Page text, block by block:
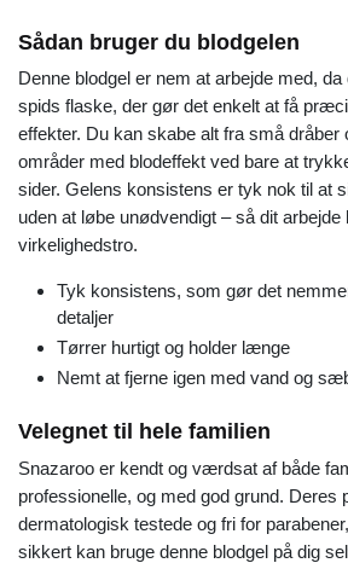
Sådan bruger du blodgelen
Denne blodgel er nem at arbejde med,
spids flaske, der gør det enkelt at få
effekter. Du kan skabe alt fra små dråber
områder med blodeffekt ved bare at
sider. Gelens konsistens er tyk nok til at
uden at løbe unødvendigt – så dit
virkelighedstro.
Tyk konsistens, som gør det
detaljer
Tørrer hurtigt og holder længe
Nemt at fjerne igen med vand og
Velegnet til hele familien
Snazaroo er kendt og værdsat af både
professionelle, og med god grund. Deres
dermatologisk testede og fri for
sikkert kan bruge denne blodgel på dig